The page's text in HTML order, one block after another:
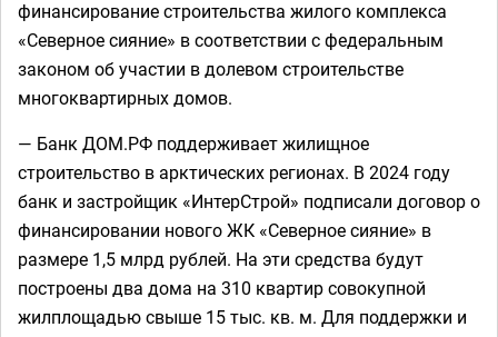
финансирование строительства жилого комплекса
«Северное сияние» в соответствии с федеральным
законом об участии в долевом строительстве
многоквартирных домов.
— Банк ДОМ.РФ поддерживает жилищное
строительство в арктических регионах. В 2024 году
банк и застройщик «ИнтерСтрой» подписали договор о
финансировании нового ЖК «Северное сияние» в
размере 1,5 млрд рублей. На эти средства будут
построены два дома на 310 квартир совокупной
жилплощадью свыше 15 тыс. кв. м. Для поддержки и